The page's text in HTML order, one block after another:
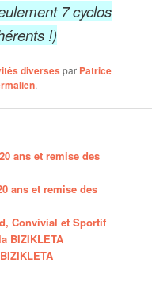
7 cyclos
!)
diverses par Patrice
.
ans et remise des
ans et remise des
Convivial et Sportif
BIZIKLETA